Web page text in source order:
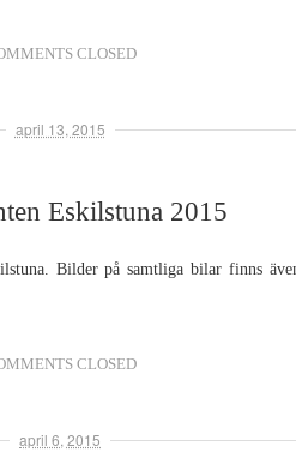
CLOSED
april 13, 2015
Eskilstuna 2015
Bilder på samtliga bilar finns
CLOSED
april 6, 2015